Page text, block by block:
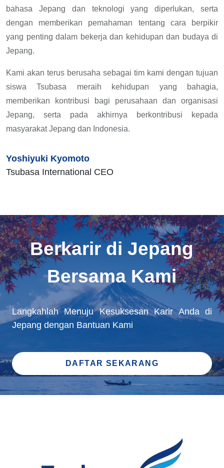
bahasa Jepang dan teknologi yang diperlukan, serta
dengan memberikan pemahaman tentang cara berpikir
yang penting dalam bekerja dan kehidupan dan budaya di
Jepang.
Kami akan terus berusaha sebagai tim kami dengan tujuan
siswa Tsubasa meraih kehidupan yang bahagia,
memberikan kontribusi bagi perusahaan dan organisasi
Jepang, serta pada akhirnya berkontribusi kepada
masyarakat Jepang dan Indonesia.
Yoshiyuki Kyomoto
Tsubasa International CEO
Berkarir di Jepang
Bersama Kami
Langkahlah Menuju Kesuksesan Karir Anda di
Jepang dengan Bantuan Kami
DAFTAR SEKARANG